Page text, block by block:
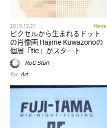
2019.12.21 News
ピクセルから生まれるドット
の肖像画 Hajime Kuwazonoの
個展「tie」がスタート
RoC Staff
for Art